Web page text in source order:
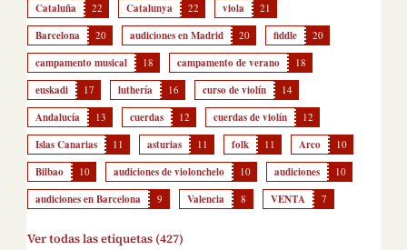
Cataluña 22 Catalunya 22 viola 21
Barcelona 20 audiciones en Madrid 20 fiddle 20
campamento musical 18 campamento de verano 18
euskadi 17 luthería 16 curso de violín 14
Andalucía 13 cuerdas 12 cuerdas de violín 12
Islas Canarias 11 asturias 11 folk 11 Arco 10
Bilbao 10 audiciones de violonchelo 10 audiciones 10
audiciones en Barcelona 9 Valencia 8 VENTA 7
Ver todas las etiquetas (427)